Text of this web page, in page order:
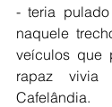
- teria
naquele
veículos que
rapaz
Cafelândia.